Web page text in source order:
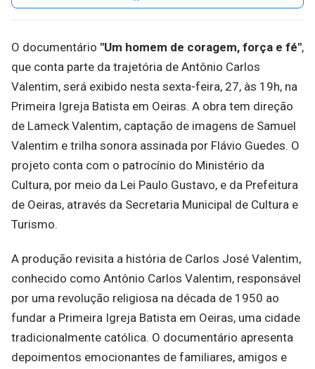
O documentário "Um homem de coragem, força e fé",
que conta parte da trajetória de Antônio Carlos
Valentim, será exibido nesta sexta-feira, 27, às 19h, na
Primeira Igreja Batista em Oeiras. A obra tem direção
de Lameck Valentim, captação de imagens de Samuel
Valentim e trilha sonora assinada por Flávio Guedes. O
projeto conta com o patrocínio do Ministério da
Cultura, por meio da Lei Paulo Gustavo, e da Prefeitura
de Oeiras, através da Secretaria Municipal de Cultura e
Turismo.
A produção revisita a história de Carlos José Valentim,
conhecido como Antônio Carlos Valentim, responsável
por uma revolução religiosa na década de 1950 ao
fundar a Primeira Igreja Batista em Oeiras, uma cidade
tradicionalmente católica. O documentário apresenta
depoimentos emocionantes de familiares, amigos e